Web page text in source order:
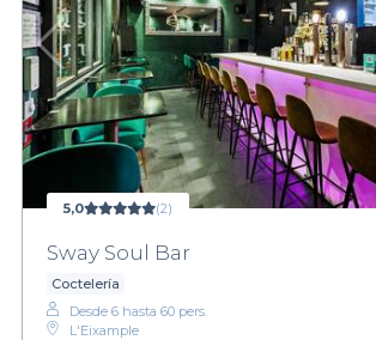
5,0 (2)
Sway Soul Bar
Coctelería
Desde 6 hasta 60 pers.
L'Eixample